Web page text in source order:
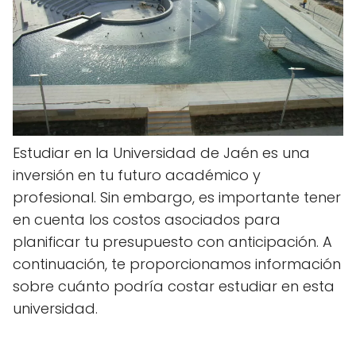
Estudiar en la Universidad de Jaén es una
inversión en tu futuro académico y
profesional. Sin embargo, es importante tener
en cuenta los costos asociados para
planificar tu presupuesto con anticipación. A
continuación, te proporcionamos información
sobre cuánto podría costar estudiar en esta
universidad.